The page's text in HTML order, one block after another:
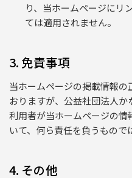
り、当ホームページにリ
ては適用されません。
3. 免責事項
当ホームページの掲載情報
おりますが、公益社団法人か
利用者が当ホームページの
いて、何ら責任を負うもので
4. その他